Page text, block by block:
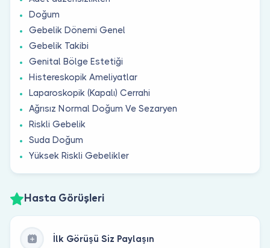
Doğum
Gebelik Dönemi Genel
Gebelik Takibi
Genital Bölge Estetiği
Histereskopik Ameliyatlar
Laparoskopik (Kapalı) Cerrahi
Ağrısız Normal Doğum Ve Sezaryen
Riskli Gebelik
Suda Doğum
Yüksek Riskli Gebelikler
Hasta Görüşleri
İlk Görüşü Siz Paylaşın